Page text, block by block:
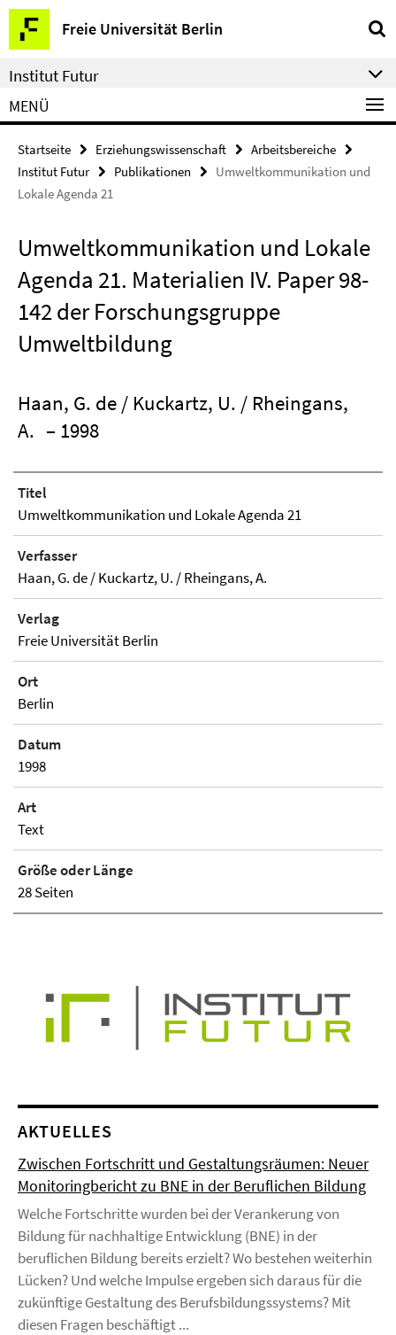
Springe
direkt
zu
Inhalt
Freie Universität Berlin
Service-
Navigation
Institut Futur
MENÜ
Startseite Erziehungswissenschaft
Arbeitsbereiche
Institut Futur
Publikationen
Umweltkommunikation und
Lokale Agenda 21
Umweltkommunikation und Lokale
Agenda 21. Materialien IV. Paper 98-
142 der Forschungsgruppe
Umweltbildung
Haan, G. de / Kuckartz, U. / Rheingans,
A. – 1998
Titel
Umweltkommunikation und Lokale Agenda 21
Verfasser
Haan, G. de / Kuckartz, U. / Rheingans, A.
Verlag
Freie Universität Berlin
Ort
Berlin
Datum
1998
Art
Text
Größe oder Länge
28 Seiten
AKTUELLES
Zwischen Fortschritt und Gestaltungsräumen: Neuer
Monitoringbericht zu BNE in der Beruflichen Bildung
Welche Fortschritte wurden bei der Verankerung von
Bildung für nachhaltige Entwicklung (BNE) in der
beruflichen Bildung bereits erzielt? Wo bestehen weiterhin
Lücken? Und welche Impulse ergeben sich daraus für die
zukünftige Gestaltung des Berufsbildungssystems? Mit
diesen Fragen beschäftigt ...